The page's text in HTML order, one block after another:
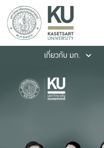
เกี่ยวกับ มก.